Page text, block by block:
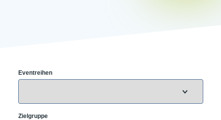
Eventreihen
Zielgruppe